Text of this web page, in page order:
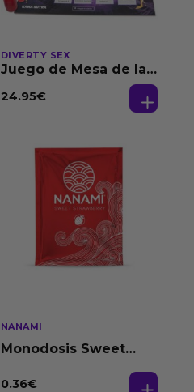
DIVERTY SEX
Juego de Mesa de las
24.95€
NANAMI
Monodosis Sweet
0.36€